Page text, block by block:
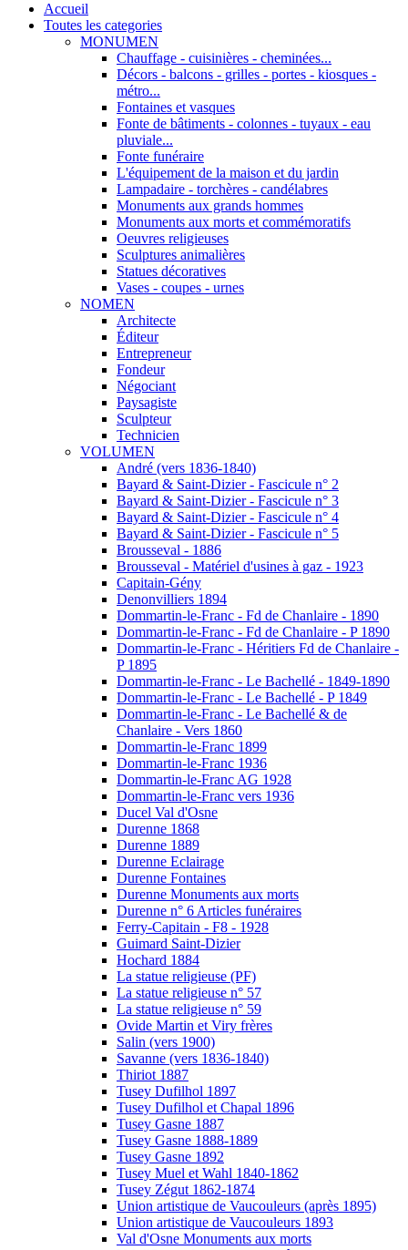
Accueil
Toutes les categories
MONUMEN
Chauffage - cuisinières - cheminées...
Décors - balcons - grilles - portes - kiosques -
métro...
Fontaines et vasques
Fonte de bâtiments - colonnes - tuyaux - eau
pluviale...
Fonte funéraire
L'équipement de la maison et du jardin
Lampadaire - torchères - candélabres
Monuments aux grands hommes
Monuments aux morts et commémoratifs
Oeuvres religieuses
Sculptures animalières
Statues décoratives
Vases - coupes - urnes
NOMEN
Architecte
Éditeur
Entrepreneur
Fondeur
Négociant
Paysagiste
Sculpteur
Technicien
VOLUMEN
André (vers 1836-1840)
Bayard & Saint-Dizier - Fascicule n° 2
Bayard & Saint-Dizier - Fascicule n° 3
Bayard & Saint-Dizier - Fascicule n° 4
Bayard & Saint-Dizier - Fascicule n° 5
Brousseval - 1886
Brousseval - Matériel d'usines à gaz - 1923
Capitain-Gény
Denonvilliers 1894
Dommartin-le-Franc - Fd de Chanlaire - 1890
Dommartin-le-Franc - Fd de Chanlaire - P 1890
Dommartin-le-Franc - Héritiers Fd de Chanlaire -
P 1895
Dommartin-le-Franc - Le Bachellé - 1849-1890
Dommartin-le-Franc - Le Bachellé - P 1849
Dommartin-le-Franc - Le Bachellé & de
Chanlaire - Vers 1860
Dommartin-le-Franc 1899
Dommartin-le-Franc 1936
Dommartin-le-Franc AG 1928
Dommartin-le-Franc vers 1936
Ducel Val d'Osne
Durenne 1868
Durenne 1889
Durenne Eclairage
Durenne Fontaines
Durenne Monuments aux morts
Durenne n° 6 Articles funéraires
Ferry-Capitain - F8 - 1928
Guimard Saint-Dizier
Hochard 1884
La statue religieuse (PF)
La statue religieuse n° 57
La statue religieuse n° 59
Ovide Martin et Viry frères
Salin (vers 1900)
Savanne (vers 1836-1840)
Thiriot 1887
Tusey Dufilhol 1897
Tusey Dufilhol et Chapal 1896
Tusey Gasne 1887
Tusey Gasne 1888-1889
Tusey Gasne 1892
Tusey Muel et Wahl 1840-1862
Tusey Zégut 1862-1874
Union artistique de Vaucouleurs (après 1895)
Union artistique de Vaucouleurs 1893
Val d'Osne Monuments aux morts